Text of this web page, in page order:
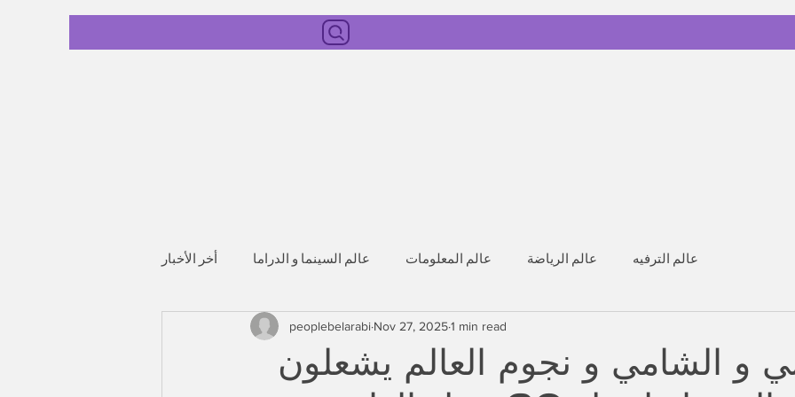
أخر الأخبار عالم السينما و الدراما عالم المعلومات عالم الرياضة عالم الترفيه
و الشامي و نجوم العالم يشعلون
peoplebelarabi Nov 27, 20251 min read